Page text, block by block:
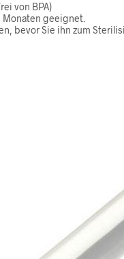
von BPA)
Monaten geeignet.
bevor Sie ihn zum